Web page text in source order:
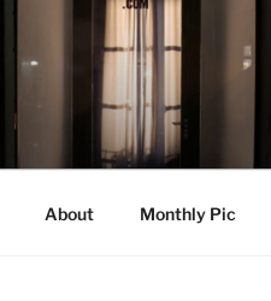
About Monthly Pic